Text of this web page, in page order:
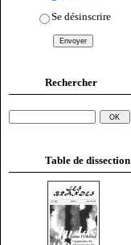
Se désinscrire
Rechercher
Table de dissection